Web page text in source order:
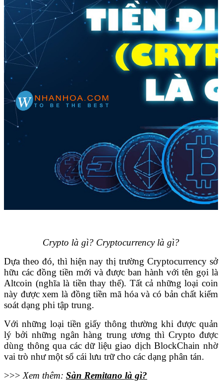
Crypto là gì? Cryptocurrency là gì?
Dựa theo đó, thì hiện nay thị trường Cryptocurrency sở
hữu các đồng tiền mới và được ban hành với tên gọi là
Altcoin (nghĩa là tiền thay thế). Tất cả những loại coin
này được xem là đồng tiền mã hóa và có bản chất kiểm
soát dạng phi tập trung.
Với những loại tiền giấy thông thường khi được quản
lý bởi những ngân hàng trung ương thì Crypto được
dùng thông qua các dữ liệu giao dịch BlockChain nhờ
vai trò như một sổ cái lưu trữ cho các dạng phân tán.
>>> Xem thêm: Sàn Remitano là gì?